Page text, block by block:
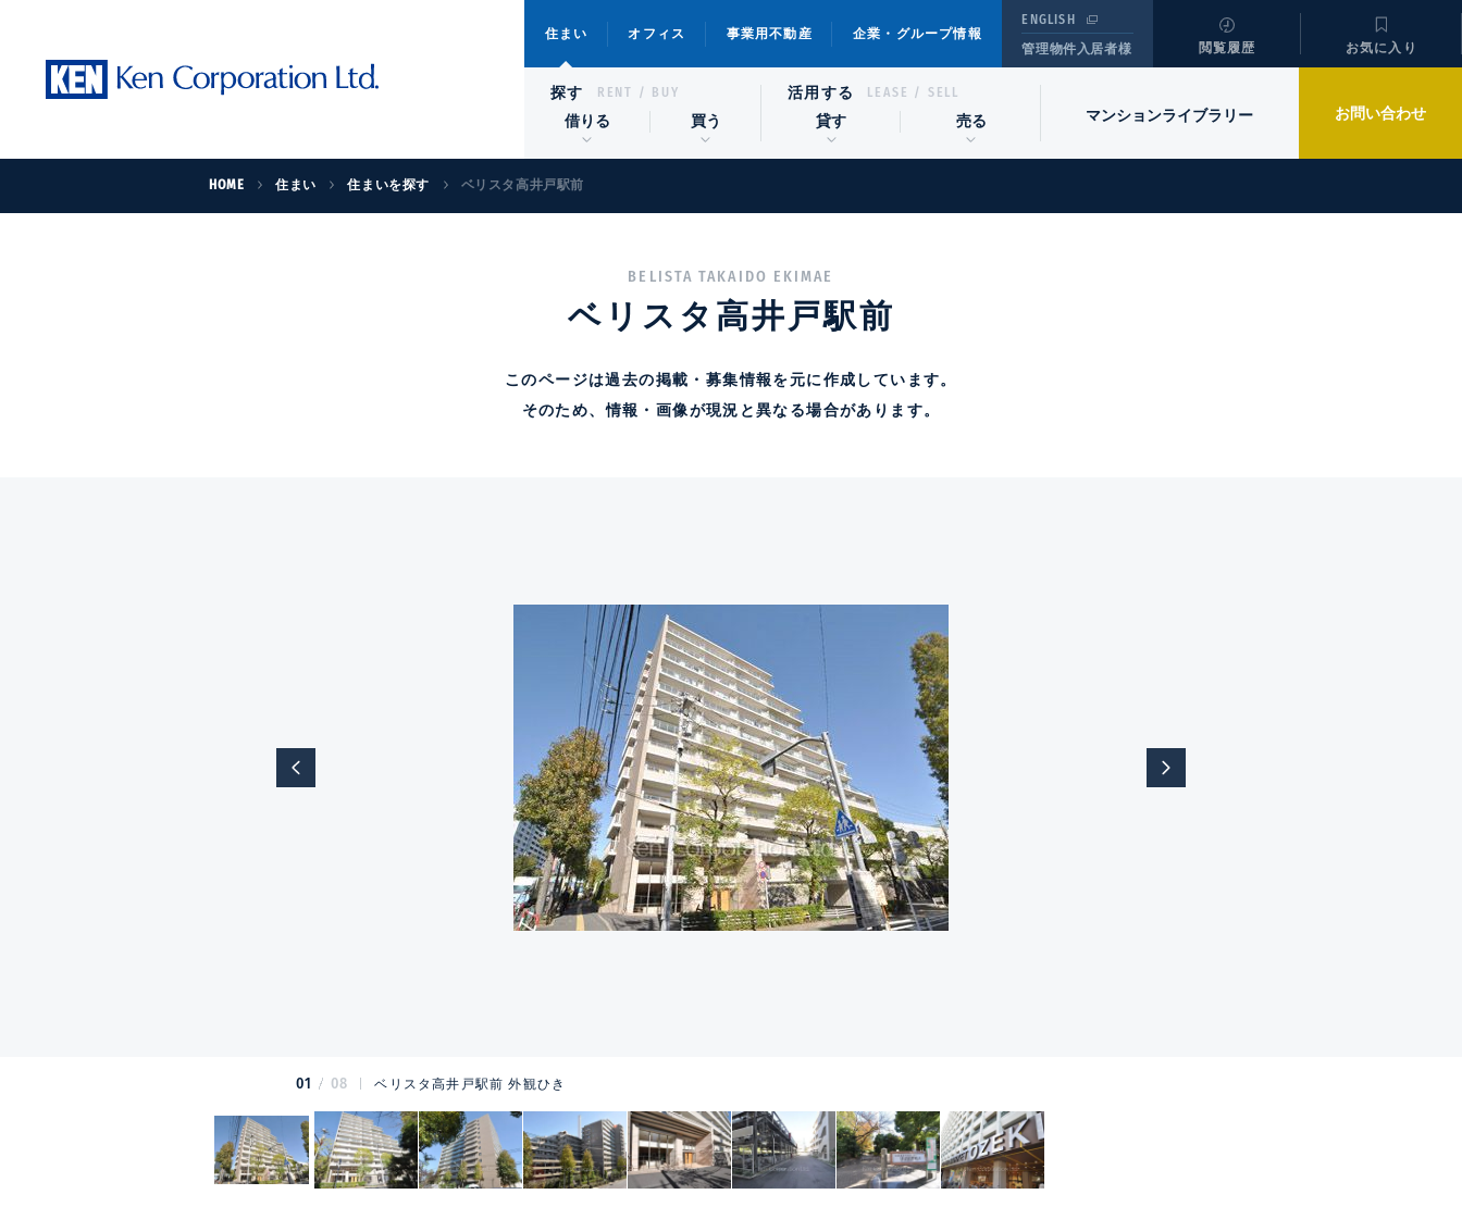
住まい オフィス 事業用不動産 企業・グループ情報
ENGLISH
管理物件入居者様
閲覧履歴 お気に入り
探す RENT / BUY
借りる 買う
活用する LEASE / SELL
貸す 売る マンションライブラリー お問い合わせ
HOME 住まい 住まいを探す ベリスタ高井戸駅前
BELISTA TAKAIDO EKIMAE
ベリスタ高井戸駅前
このページは過去の掲載・募集情報を元に作成しています。
そのため、情報・画像が現況と異なる場合があります。
01 08 ベリスタ高井戸駅前 外観ひき